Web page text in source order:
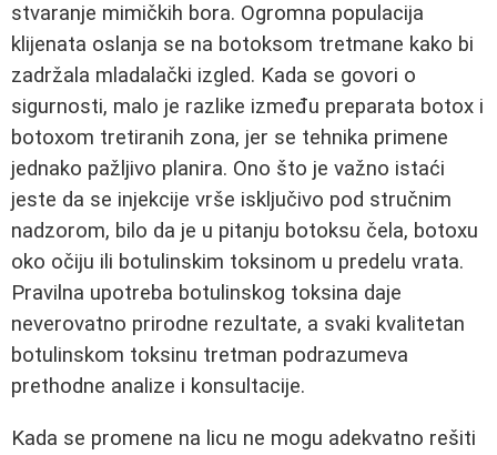
stvaranje mimičkih bora. Ogromna populacija
klijenata oslanja se na botoksom tretmane kako bi
zadržala mladalački izgled. Kada se govori o
sigurnosti, malo je razlike između preparata botox i
botoxom tretiranih zona, jer se tehnika primene
jednako pažljivo planira. Ono što je važno istaći
jeste da se injekcije vrše isključivo pod stručnim
nadzorom, bilo da je u pitanju botoksu čela, botoxu
oko očiju ili botulinskim toksinom u predelu vrata.
Pravilna upotreba botulinskog toksina daje
neverovatno prirodne rezultate, a svaki kvalitetan
botulinskom toksinu tretman podrazumeva
prethodne analize i konsultacije.
Kada se promene na licu ne mogu adekvatno rešiti